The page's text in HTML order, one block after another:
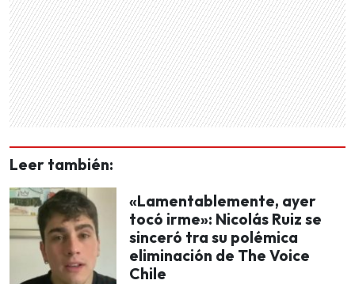
Leer también:
«Lamentablemente, ayer
tocó irme»: Nicolás Ruiz se
sinceró tra su polémica
eliminación de The Voice
Chile